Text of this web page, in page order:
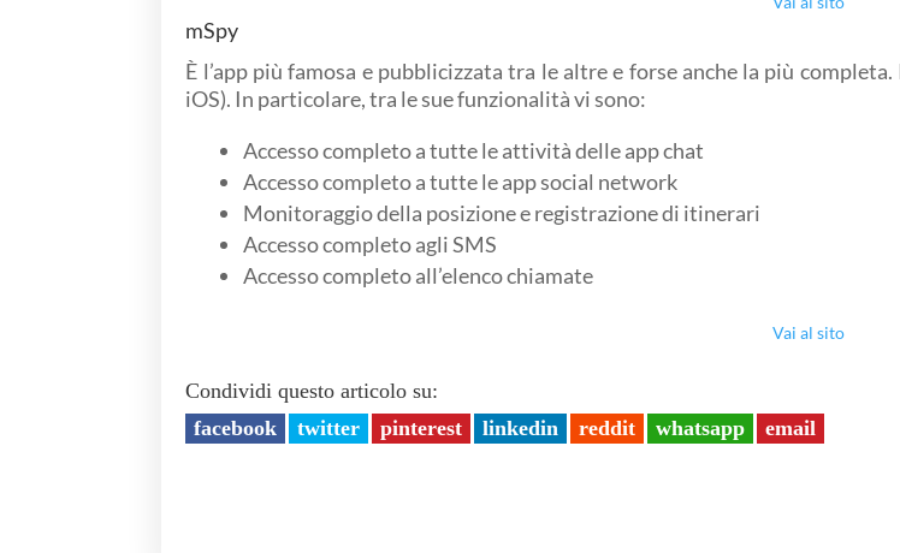
mSpy
È l’app più famosa e pubblicizzata tra le altre e forse anche la più
iOS). In particolare, tra le sue funzionalità vi sono:
Accesso completo a tutte le attività delle app chat
Accesso completo a tutte le app social network
Monitoraggio della posizione e registrazione di itinerari
Accesso completo agli SMS
Accesso completo all’elenco chiamate
Vai al sito
Condividi questo articolo su:
facebook
twitter pinterest linkedin reddit whatsapp email